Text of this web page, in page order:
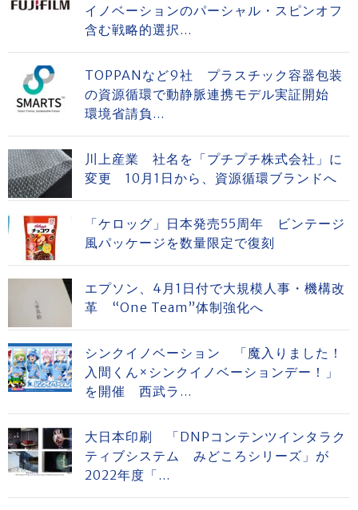
イノベーションのパーシャル・スピンオフ
含む戦略的選択...
TOPPANなど9社 プラスチック容器包装
の資源循環で動静脈連携モデル実証開始
環境省請負...
川上産業 社名を「プチプチ株式会社」に
変更 10月1日から、資源循環ブランドへ
「ケロッグ」日本発売55周年 ビンテージ
風パッケージを数量限定で復刻
エプソン、4月1日付で大規模人事・機構改
革 “One Team”体制強化へ
シンクイノベーション 「魔入りました！
入間くん×シンクイノベーションデー！」
を開催 西武ラ...
大日本印刷 「DNPコンテンツインタラク
ティブシステム みどころシリーズ」が
2022年度「...